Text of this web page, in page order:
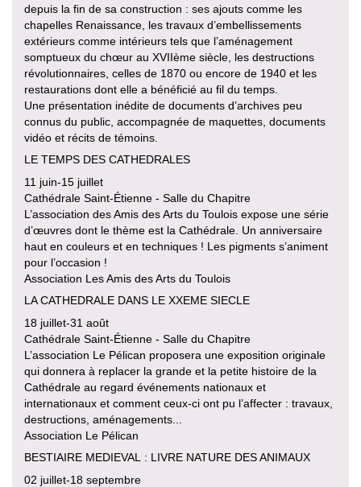
depuis la fin de sa construction : ses ajouts comme les
chapelles Renaissance, les travaux d’embellissements
extérieurs comme intérieurs tels que l’aménagement
somptueux du chœur au XVIIème siècle, les destructions
révolutionnaires, celles de 1870 ou encore de 1940 et les
restaurations dont elle a bénéficié au fil du temps.
Une présentation inédite de documents d’archives peu
connus du public, accompagnée de maquettes, documents
vidéo et récits de témoins.
LE TEMPS DES CATHEDRALES
11 juin-15 juillet
Cathédrale Saint-Étienne - Salle du Chapitre
L’association des Amis des Arts du Toulois expose une série
d’œuvres dont le thème est la Cathédrale. Un anniversaire
haut en couleurs et en techniques ! Les pigments s’animent
pour l’occasion !
Association Les Amis des Arts du Toulois
LA CATHEDRALE DANS LE XXEME SIECLE
18 juillet-31 août
Cathédrale Saint-Étienne - Salle du Chapitre
L’association Le Pélican proposera une exposition originale
qui donnera à replacer la grande et la petite histoire de la
Cathédrale au regard événements nationaux et
internationaux et comment ceux-ci ont pu l’affecter : travaux,
destructions, aménagements...
Association Le Pélican
BESTIAIRE MEDIEVAL : LIVRE NATURE DES ANIMAUX
02 juillet-18 septembre